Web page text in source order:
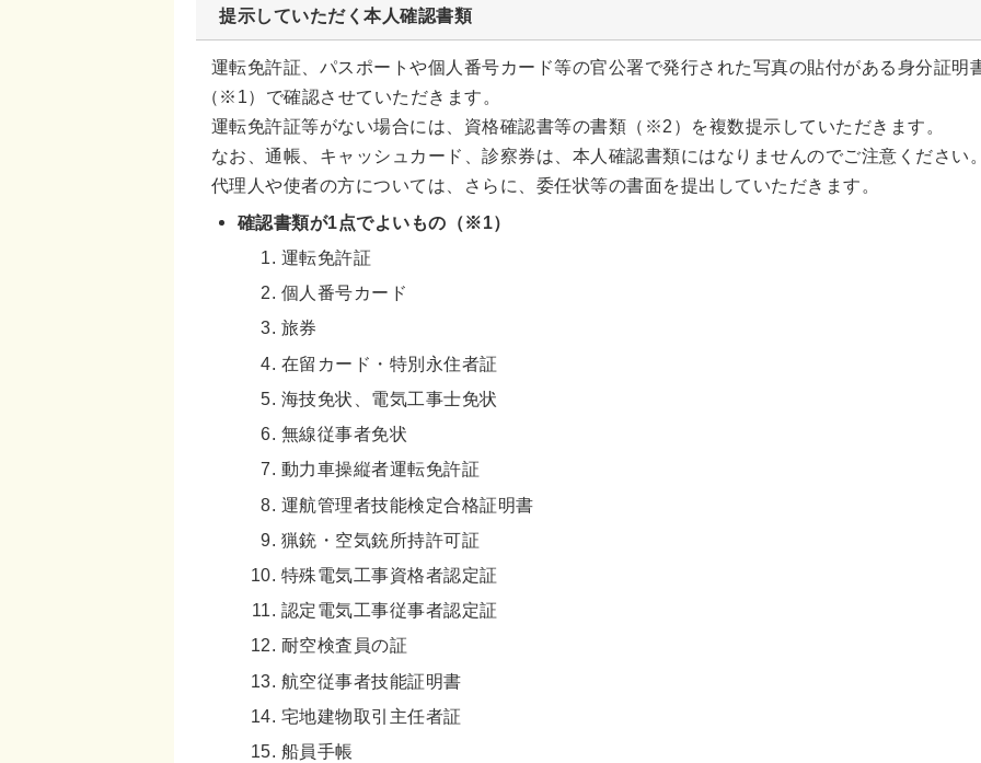
提示していただく本人確認書類
運転免許証、パスポートや個人番号カード等の官公署で発行された写真の貼付がある身分証明
（※1）で確認させていただきます。
運転免許証等がない場合には、資格確認書等の書類（※2）を複数提示していただきます。
なお、通帳、キャッシュカード、診察券は、本人確認書類にはなりませんのでご注意ください
代理人や使者の方については、さらに、委任状等の書面を提出していただきます。
確認書類が1点でよいもの（※1）
運転免許証
個人番号カード
旅券
在留カード・特別永住者証
海技免状、電気工事士免状
無線従事者免状
動力車操縦者運転免許証
運航管理者技能検定合格証明書
猟銃・空気銃所持許可証
特殊電気工事資格者認定証
認定電気工事従事者認定証
耐空検査員の証
航空従事者技能証明書
宅地建物取引主任者証
船員手帳